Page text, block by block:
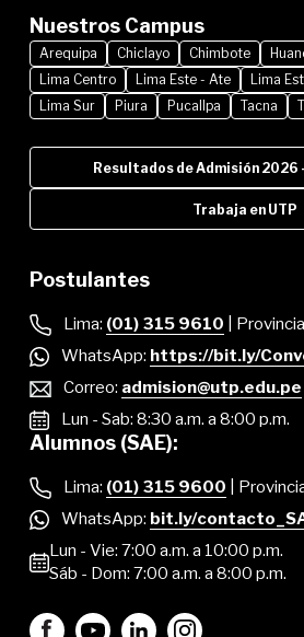
Nuestros Campus
Arequipa Chiclayo Chimbote
Lima Centro
Lima Este - Ate Lima
Lima Sur
Piura Pucallpa Tacna
Resultados de Admisión 2026
Trabaja en UTP
Postulantes
Lima: (01) 315 9610 |
WhatsApp: https://bit.ly/
Correo: admision@utp.edu.pe
Lun - Sab: 8:30 a.m. a 8:00 p.m.
Alumnos (SAE):
Lima: (01) 315 9600 |
WhatsApp: bit.ly/
Lun - Vie: 7:00 a.m. a 10:00 p.m.
Sáb - Dom: 7:00 a.m. a 8:00 p.m.